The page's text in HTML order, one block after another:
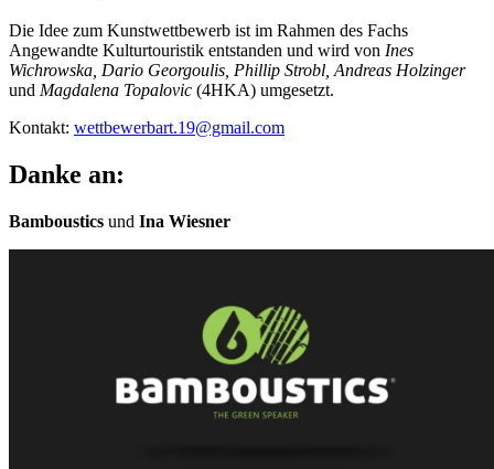
Die Idee zum Kunstwettbewerb ist im Rahmen des Fachs
Angewandte Kulturtouristik entstanden und wird von Ines
Wichrowska, Dario Georgoulis, Phillip Strobl, Andreas Holzinger
und Magdalena Topalovic (4HKA) umgesetzt.
Kontakt: wettbewerbart.19@gmail.com
Danke an:
Bamboustics und Ina Wiesner